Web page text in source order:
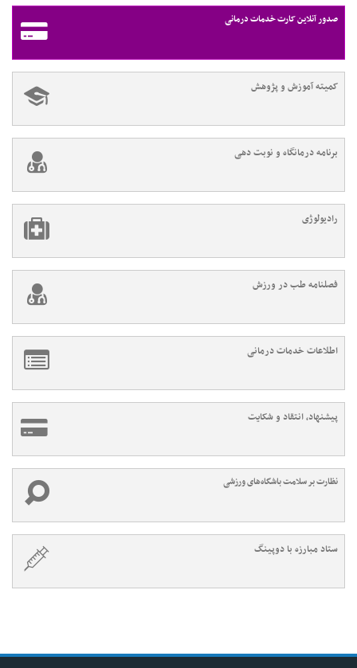
صدور آنلاین کارت خدمات درمانی
کمیته آموزش و پژوهش
برنامه درمانگاه و نوبت دهی
رادیولوژی
فصلنامه طب در ورزش
اطلاعات خدمات درمانی
پیشنهاد، انتقاد و شکایت
نظارت بر سلامت باشگاه‌های ورزشی
ستاد مبارزه با دوپینگ